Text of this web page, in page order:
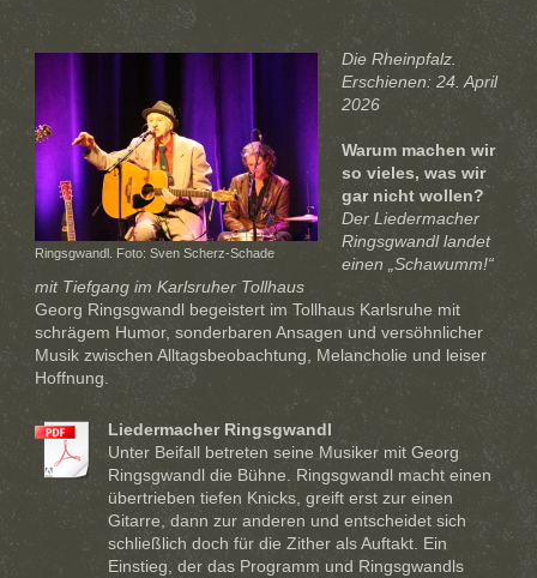
Ringsgwandl. Foto: Sven Scherz-Schade
Die Rheinpfalz.
Erschienen: 24. April
2026
Warum machen wir
so vieles, was wir
gar nicht wollen?
Der Liedermacher
Ringsgwandl landet
einen „Schawumm!“
mit Tiefgang im Karlsruher Tollhaus
Georg Ringsgwandl begeistert im Tollhaus Karlsruhe mit
schrägem Humor, sonderbaren Ansagen und versöhnlicher
Musik zwischen Alltagsbeobachtung, Melancholie und leiser
Hoffnung.
Liedermacher Ringsgwandl
Unter Beifall betreten seine Musiker mit Georg
Ringsgwandl die Bühne. Ringsgwandl macht einen
übertrieben tiefen Knicks, greift erst zur einen
Gitarre, dann zur anderen und entscheidet sich
schließlich doch für die Zither als Auftakt. Ein
Einstieg, der das Programm und Ringsgwandls